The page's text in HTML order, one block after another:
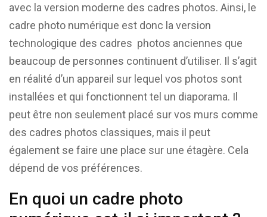
avec la version moderne des cadres photos. Ainsi, le
cadre photo numérique est donc la version
technologique des cadres photos anciennes que
beaucoup de personnes continuent d’utiliser. Il s’agit
en réalité d’un appareil sur lequel vos photos sont
installées et qui fonctionnent tel un diaporama. Il
peut être non seulement placé sur vos murs comme
des cadres photos classiques, mais il peut
également se faire une place sur une étagère. Cela
dépend de vos préférences.
En quoi un cadre photo